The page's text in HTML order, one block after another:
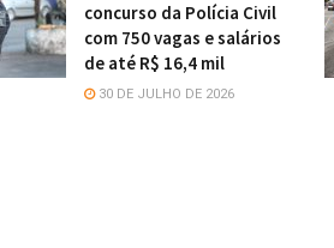
concurso da Polícia Civil
com 750 vagas e salários
de até R$ 16,4 mil
30 DE JULHO DE 2026